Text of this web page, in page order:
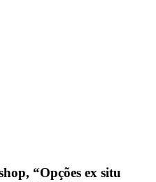
“Opções ex situ